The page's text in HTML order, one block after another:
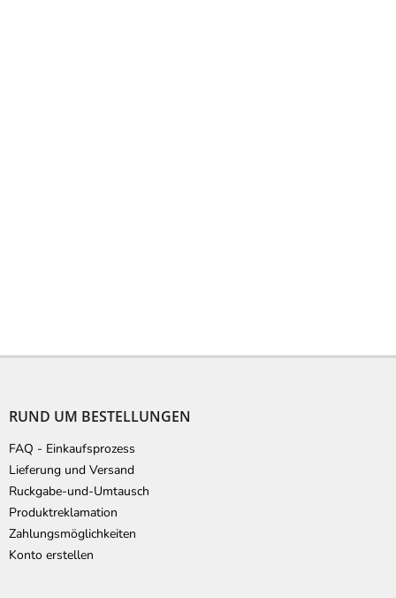
F
RUND UM BESTELLUNGEN
FAQ - Einkaufsprozess
Lieferung und Versand
Ruckgabe-und-Umtausch
Produktreklamation
Zahlungsmöglichkeiten
Konto erstellen